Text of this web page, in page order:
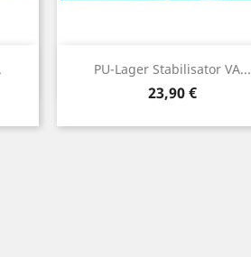
PU-Lager Stabilisator VA...
Preis
23,90 €
 Vorschau